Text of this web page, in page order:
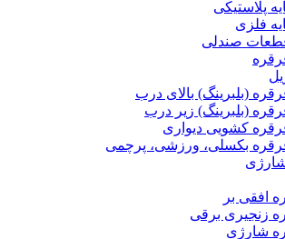
پلاستیکی
فلزی
صندلی
(بلبرینگ) بالای درب
(بلبرینگ) زیر درب
کشویی دیواری
بکسلی، ورزشی، پرچمی
شارژی
اره افقی بر
اره زنجیری برقی
اره شارژی